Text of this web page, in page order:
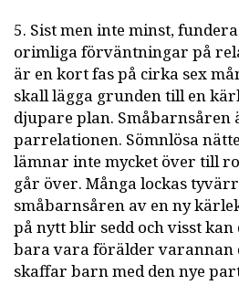
5. Sist men inte minst,
orimliga förväntningar på
är en kort fas på cirka sex
skall lägga grunden till en
djupare plan.
parrelationen. Sömnlösa
lämnar inte mycket över till
går över. Många lockas
småbarnsåren av en ny
på nytt blir sedd och visst
bara vara förälder varannan
skaffar barn med den nye